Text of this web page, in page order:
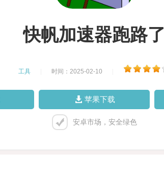
快帆加速器跑路了
工具 时间：2025-02-10
苹果下载
安卓市场，安全绿色